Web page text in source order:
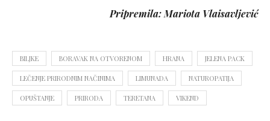
Pripremila: Mariota Vlaisavljević
BILJKE BORAVAK NA OTVORENOM HRANA JELENA PACK
LEČENJE PRIRODNIM NAČINIMA LIMUNADA NATUROPATIJA
OPUŠTANJE PRIRODA TERETANA VIKEND